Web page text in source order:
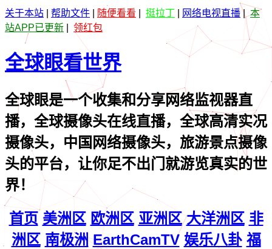
关于本站 帮助文件 随便看看 挺拉丁 网络电视直播|本
站APP已更新
领红包
全球眼看世界
全球眼是一个收集和分享网络监视器直
播，全球摄像头在线直播，全球高清实况
摄像头，中国网络摄像头，旅游景点摄像
头的平台，让你足不出门就游览真实的世
界！
首页 美洲区 欧洲区 亚洲区 大洋洲区 非
洲区 南极洲 EarthCamTV 娱乐八卦 福